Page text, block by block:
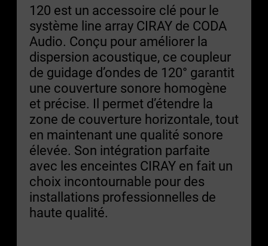
120 est un accessoire clé pour le
système line array CIRAY de CODA
Audio. Conçu pour améliorer la
dispersion acoustique, ce coupleur
de guidage d’ondes de 120° garantit
une couverture sonore homogène
et précise. Il permet d’étendre la
zone de couverture horizontale, tout
en maintenant une qualité sonore
élevée. Son intégration parfaite
avec les enceintes CIRAY en fait un
choix incontournable pour des
installations professionnelles de
haute qualité.